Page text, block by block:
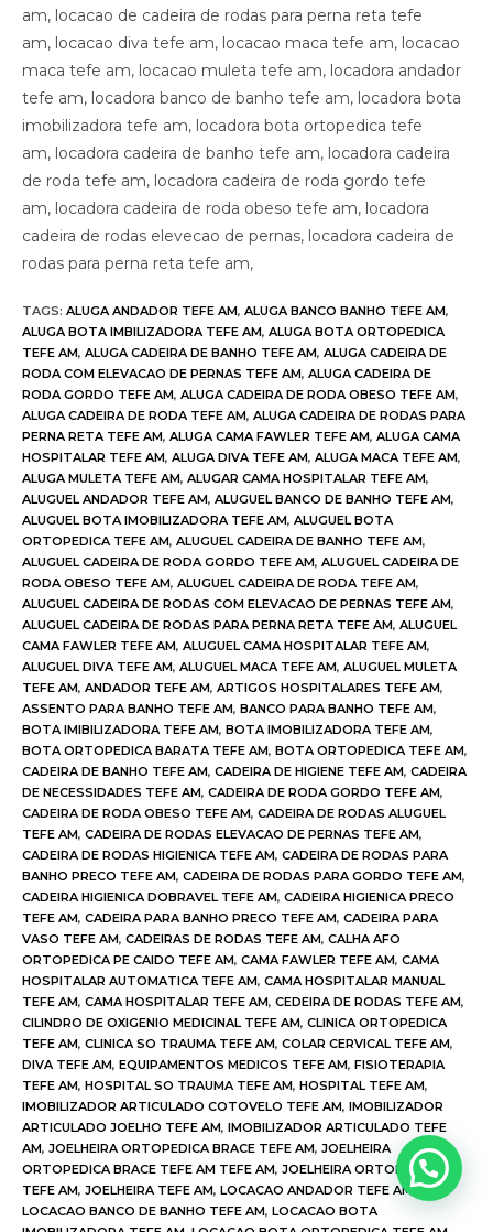
am, locacao de cadeira de rodas para perna reta tefe
am, locacao diva tefe am, locacao maca tefe am, locacao
maca tefe am, locacao muleta tefe am, locadora andador
tefe am, locadora banco de banho tefe am, locadora bota
imobilizadora tefe am, locadora bota ortopedica tefe
am, locadora cadeira de banho tefe am, locadora cadeira
de roda tefe am, locadora cadeira de roda gordo tefe
am, locadora cadeira de roda obeso tefe am, locadora
cadeira de rodas elevecao de pernas, locadora cadeira de
rodas para perna reta tefe am,
TAGS: ALUGA ANDADOR TEFE AM, ALUGA BANCO BANHO TEFE AM,
ALUGA BOTA IMBILIZADORA TEFE AM, ALUGA BOTA ORTOPEDICA
TEFE AM, ALUGA CADEIRA DE BANHO TEFE AM, ALUGA CADEIRA DE
RODA COM ELEVACAO DE PERNAS TEFE AM, ALUGA CADEIRA DE
RODA GORDO TEFE AM, ALUGA CADEIRA DE RODA OBESO TEFE AM,
ALUGA CADEIRA DE RODA TEFE AM, ALUGA CADEIRA DE RODAS PARA
PERNA RETA TEFE AM, ALUGA CAMA FAWLER TEFE AM, ALUGA CAMA
HOSPITALAR TEFE AM, ALUGA DIVA TEFE AM, ALUGA MACA TEFE AM,
ALUGA MULETA TEFE AM, ALUGAR CAMA HOSPITALAR TEFE AM,
ALUGUEL ANDADOR TEFE AM, ALUGUEL BANCO DE BANHO TEFE AM,
ALUGUEL BOTA IMOBILIZADORA TEFE AM, ALUGUEL BOTA
ORTOPEDICA TEFE AM, ALUGUEL CADEIRA DE BANHO TEFE AM,
ALUGUEL CADEIRA DE RODA GORDO TEFE AM, ALUGUEL CADEIRA DE
RODA OBESO TEFE AM, ALUGUEL CADEIRA DE RODA TEFE AM,
ALUGUEL CADEIRA DE RODAS COM ELEVACAO DE PERNAS TEFE AM,
ALUGUEL CADEIRA DE RODAS PARA PERNA RETA TEFE AM, ALUGUEL
CAMA FAWLER TEFE AM, ALUGUEL CAMA HOSPITALAR TEFE AM,
ALUGUEL DIVA TEFE AM, ALUGUEL MACA TEFE AM, ALUGUEL MULETA
TEFE AM, ANDADOR TEFE AM, ARTIGOS HOSPITALARES TEFE AM,
ASSENTO PARA BANHO TEFE AM, BANCO PARA BANHO TEFE AM,
BOTA IMIBILIZADORA TEFE AM, BOTA IMOBILIZADORA TEFE AM,
BOTA ORTOPEDICA BARATA TEFE AM, BOTA ORTOPEDICA TEFE AM,
CADEIRA DE BANHO TEFE AM, CADEIRA DE HIGIENE TEFE AM, CADEIRA
DE NECESSIDADES TEFE AM, CADEIRA DE RODA GORDO TEFE AM,
CADEIRA DE RODA OBESO TEFE AM, CADEIRA DE RODAS ALUGUEL
TEFE AM, CADEIRA DE RODAS ELEVACAO DE PERNAS TEFE AM,
CADEIRA DE RODAS HIGIENICA TEFE AM, CADEIRA DE RODAS PARA
BANHO PRECO TEFE AM, CADEIRA DE RODAS PARA GORDO TEFE AM,
CADEIRA HIGIENICA DOBRAVEL TEFE AM, CADEIRA HIGIENICA PRECO
TEFE AM, CADEIRA PARA BANHO PRECO TEFE AM, CADEIRA PARA
VASO TEFE AM, CADEIRAS DE RODAS TEFE AM, CALHA AFO
ORTOPEDICA PE CAIDO TEFE AM, CAMA FAWLER TEFE AM, CAMA
HOSPITALAR AUTOMATICA TEFE AM, CAMA HOSPITALAR MANUAL
TEFE AM, CAMA HOSPITALAR TEFE AM, CEDEIRA DE RODAS TEFE AM,
CILINDRO DE OXIGENIO MEDICINAL TEFE AM, CLINICA ORTOPEDICA
TEFE AM, CLINICA SO TRAUMA TEFE AM, COLAR CERVICAL TEFE AM,
DIVA TEFE AM, EQUIPAMENTOS MEDICOS TEFE AM, FISIOTERAPIA
TEFE AM, HOSPITAL SO TRAUMA TEFE AM, HOSPITAL TEFE AM,
IMOBILIZADOR ARTICULADO COTOVELO TEFE AM, IMOBILIZADOR
ARTICULADO JOELHO TEFE AM, IMOBILIZADOR ARTICULADO TEFE
AM, JOELHEIRA ORTOPEDICA BRACE TEFE AM, JOELHEIRA
ORTOPEDICA BRACE TEFE AM TEFE AM, JOELHEIRA ORTOPEDICA
TEFE AM, JOELHEIRA TEFE AM, LOCACAO ANDADOR TEFE AM,
LOCACAO BANCO DE BANHO TEFE AM, LOCACAO BOTA